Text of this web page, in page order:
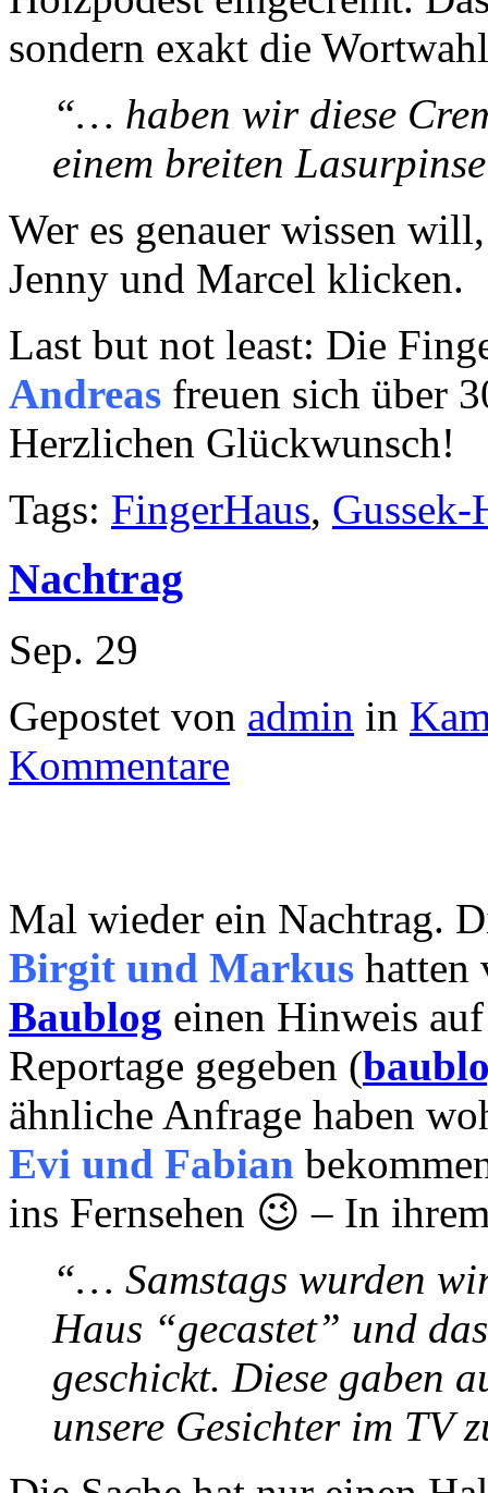
sondern exakt die
“… haben wir diese
einem breiten
Wer es genauer wissen
Jenny und Marcel klicken.
Last but not least: Die
Andreas freuen sich über
Herzlichen Glückwunsch!
Tags: FingerHaus, Gussek-
Nachtrag
Sep. 29
Gepostet von admin in
Kommentare
Mal wieder ein Nachtrag.
Birgit und Markus hatten
Baublog einen Hinweis
Reportage gegeben (
ähnliche Anfrage haben
Evi und Fabian
ins Fernsehen 😉 – In
“… Samstags wurden
Haus “gecastet” und
geschickt. Diese gaben
unsere Gesichter im TV